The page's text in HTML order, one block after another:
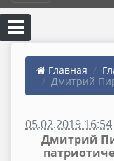
Главная
Дмитрий
05.02.2019 16:54
Дмитрий